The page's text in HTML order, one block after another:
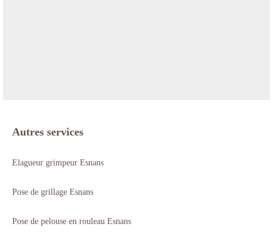
Autres services
Elagueur grimpeur Esnans
Pose de grillage Esnans
Pose de pelouse en rouleau Esnans